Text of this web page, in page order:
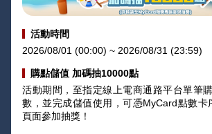
活動時間
2026/08/01 (00:00) ~ 2026/08/31 (23:59)
購點儲值 加碼抽10000點
活動期間，至指定線上電商通路平台單筆
數，並完成儲值使用，可憑MyCard點數卡
頁面參加抽獎！